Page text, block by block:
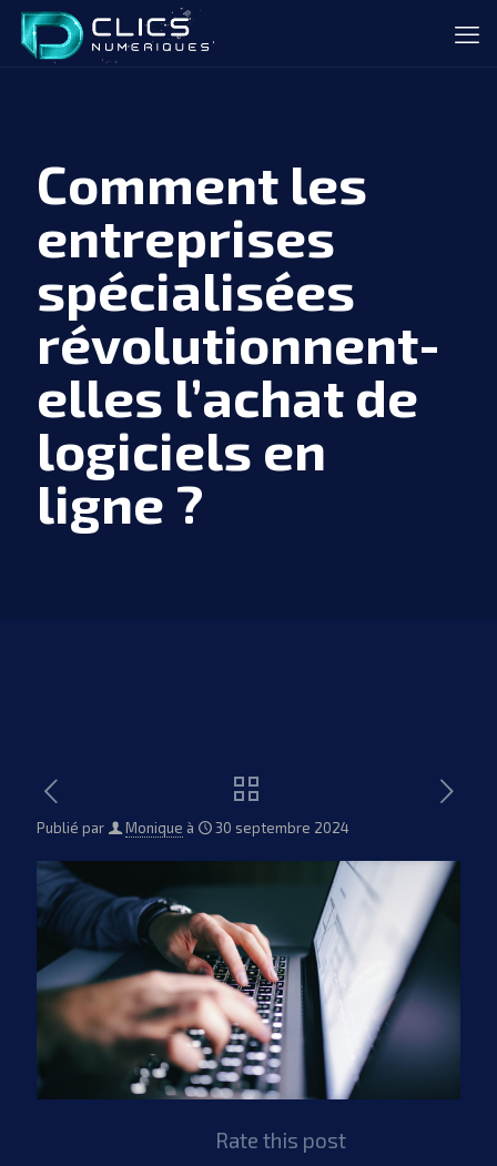
Comment les
entreprises
spécialisées
révolutionnent-
elles l’achat de
logiciels en
ligne ?
Publié par Monique à 30 septembre 2024
Rate this post